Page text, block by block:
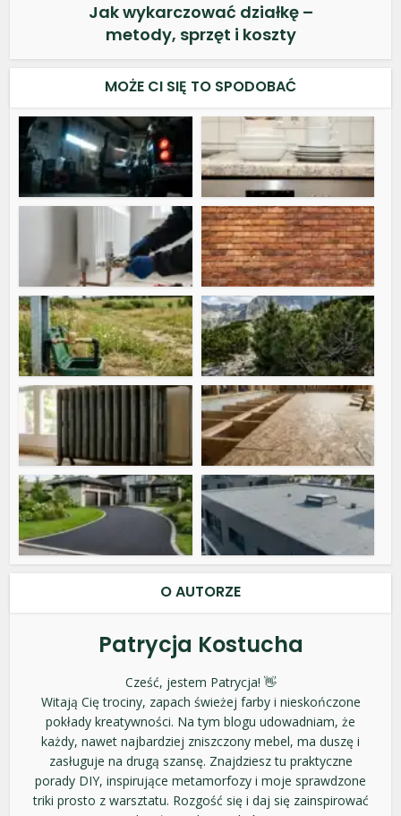
Jak wykarczować działkę –
metody, sprzęt i koszty
MOŻE CI SIĘ TO SPODOBAĆ
O AUTORZE
Patrycja Kostucha
Cześć, jestem Patrycja! 👋
Witają Cię trociny, zapach świeżej farby i nieskończone
pokłady kreatywności. Na tym blogu udowadniam, że
każdy, nawet najbardziej zniszczony mebel, ma duszę i
zasługuje na drugą szansę. Znajdziesz tu praktyczne
porady DIY, inspirujące metamorfozy i moje sprawdzone
triki prosto z warsztatu. Rozgość się i daj się zainspirować